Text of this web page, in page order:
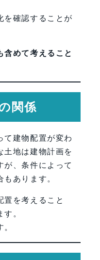
を確認することが
含めて考えること
関係
て建物配置が変わ
土地は建物計画を
が、条件によって
あります。
置を考えること
。